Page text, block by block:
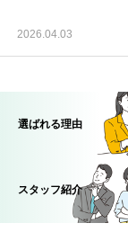
2026.04.03
選ばれる理由
スタッフ紹介